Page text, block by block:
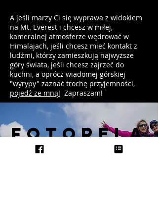
A jeśli marzy Ci się wyprawa z widokiem
na Mt. Everest i chcesz w miłej,
kameralnej atmosferze wędrować w
Himalajach, jeśli chcesz mieć kontakt z
ludźmi, którzy zamieszkują najwyższe
góry świata, jeśli chcesz zajrzeć do
kuchni, a oprócz wiadomej górskiej
"wyrypy" zaznać trochę przyjemności,
pojedź ze mną! Zapraszam!
Fotorela